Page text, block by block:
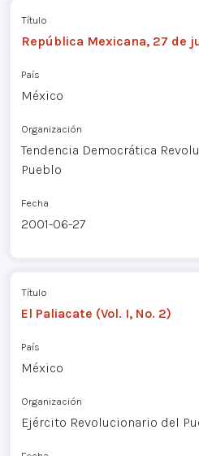
Título
República Mexicana, 27 de
País
México
Organización
Tendencia Democrática
Pueblo
Fecha
2001-06-27
Título
El Paliacate (Vol. I, No. 2)
País
México
Organización
Ejército Revolucionario del